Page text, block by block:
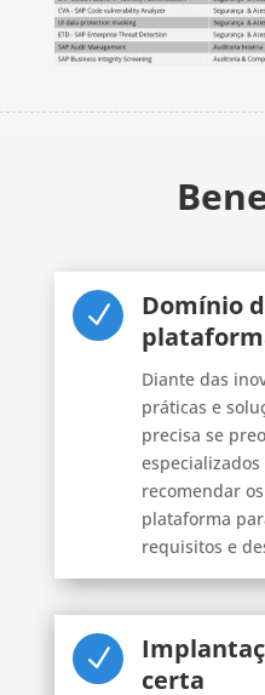
N
Domínio
Diante das
práticas e
precisa se
recomendar
plataforma
requisitos e
N
certa